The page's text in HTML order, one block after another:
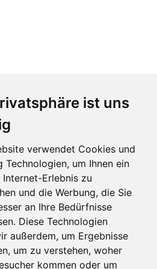
ist uns
verwendet Cookies und
Technologien, um Ihnen ein
Internet-Erlebnis zu
und die Werbung, die Sie
an Ihre Bedürfnisse
Diese Technologien
außerdem, um Ergebnisse
um zu verstehen, woher
kommen oder um